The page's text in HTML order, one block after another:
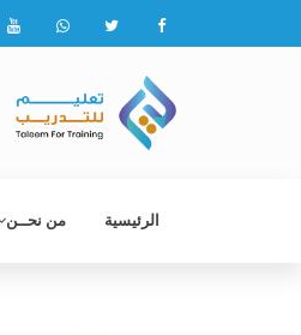
الرئيسية من نحــن